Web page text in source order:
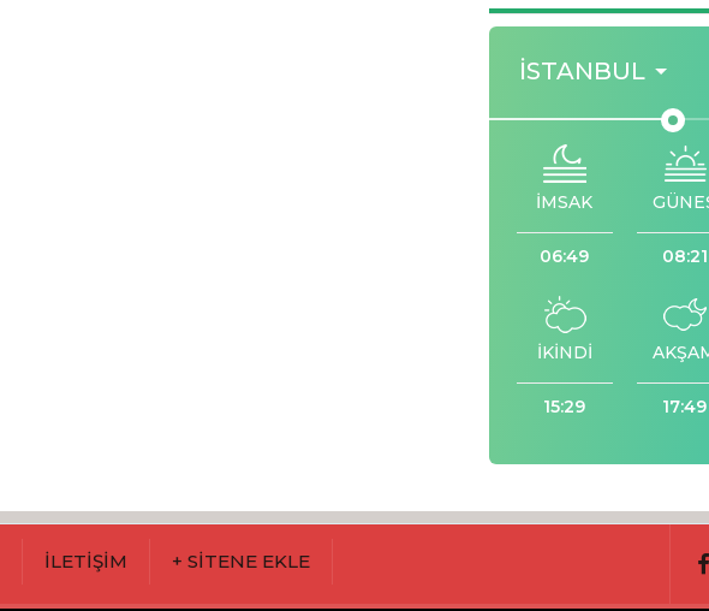
İSTANBUL
İMSAK
06:49 08:21
İKİNDİ
15:29 17:49
İLETİŞİM + SİTENE EKLE